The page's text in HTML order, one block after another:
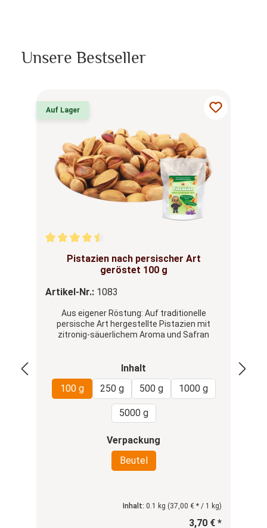
Unsere Bestseller
Auf Lager
Durchschnittliche Bewertung von 4.6 von 5 Sternen
Pistazien nach persischer Art
geröstet 100 g
Artikel-Nr.: 1083
Aus eigener Röstung: Auf traditionelle
persische Art hergestellte Pistazien mit
zitronig-säuerlichem Aroma und Safran
Inhalt
100 g
250 g 500 g 1000 g
5000 g
Verpackung
Beutel
Inhalt: 0.1 kg (37,00 € * / 1 kg)
3,70 € *